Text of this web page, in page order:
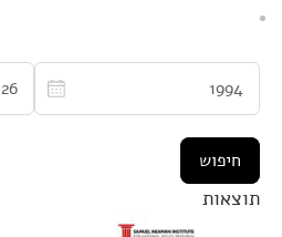
תוצאות